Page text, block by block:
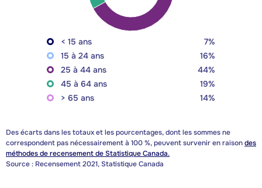
< 15 ans
7%
15 à 24 ans
16%
25 à 44 ans
44%
45 à 64 ans
19%
> 65 ans
14%
Des écarts dans les totaux et les pourcentages, dont les sommes ne
correspondent pas nécessairement à 100 %, peuvent survenir en raisondes
méthodes de recensement de Statistique Canada.
Source : Recensement 2021, Statistique Canada